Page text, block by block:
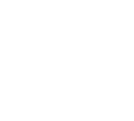
キーレックスを品番か